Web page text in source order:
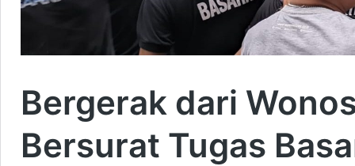
Bergerak dari
Bersurat Tugas